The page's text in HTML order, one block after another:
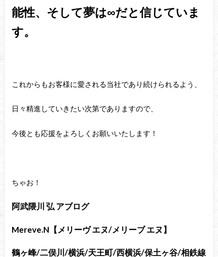
能性、そして夢は∞だと信じていま
す。
これからもお客様に愛される当社であり続けられるよう、
日々精進していきたい次第でありますので、
今後とも応援をよろしくお願いいたします！
ちゃお！
阿武隈川 弘 アブログ
Mereve.N【メリーヴ エヌ/メリーブ エヌ】
鶴ヶ峰/二俣川/横浜/天王町/西横浜/保土ヶ谷/相鉄線